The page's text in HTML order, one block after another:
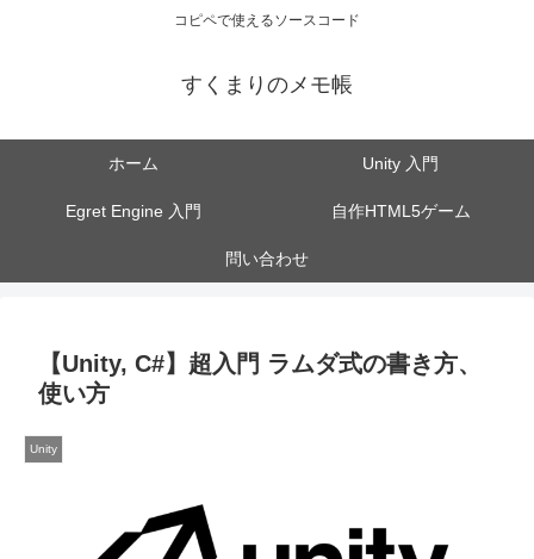
コピペで使えるソースコード
すくまりのメモ帳
ホーム Unity 入門
Egret Engine 入門 自作HTML5ゲーム
問い合わせ
【Unity, C#】超入門 ラムダ式の書き方、
使い方
Unity